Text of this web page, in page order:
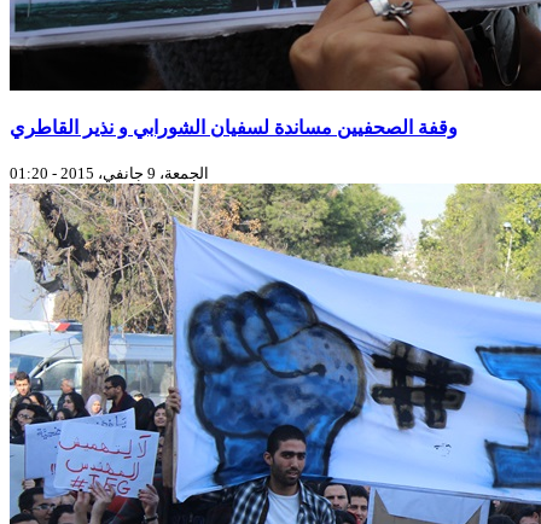
وقفة الصحفيين مساندة لسفيان الشورابي و نذير القاطري
الجمعة، 9 جانفي، 2015 - 01:20